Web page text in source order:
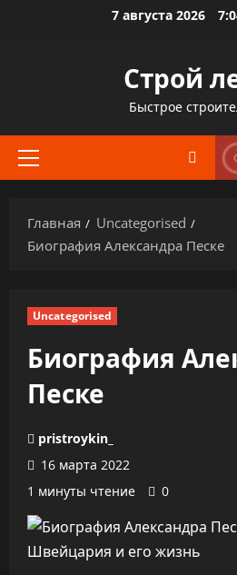
7 августа 2026
Строй
Быстрое
Основное
Главная
Uncategorised
Биография Александра Песке
Uncategorised
Биография
Песке
pristroykin_
16 марта 2022
1 минуты чтение
0